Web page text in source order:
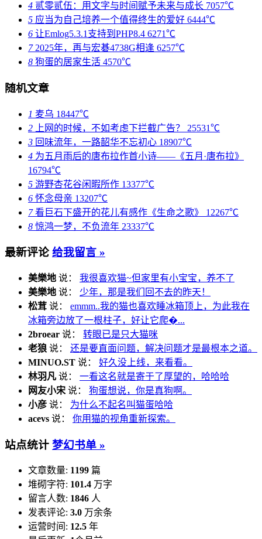
4 贰零贰伍：用文字与时间赋予未来与成长 7057℃
5 应当为自己培养一个值得终生的爱好 6444℃
6 让Emlog5.3.1支持到PHP8.4 6271℃
72025年，再与宏碁4738G相逢 6257℃
8 狗蛋的居家生活 4570℃
随机文章
1 麦乌 18447℃
2 上网的时候，不如考虑下拦截广告？ 25531℃
3 回味流年，一路韶华不忘初心 18907℃
4 为五月雨后的唐布拉作首小诗——《五月·唐布拉》
16794℃
5 游野杏花谷闲暇所作 13377℃
6 怀念母亲 13207℃
7看巨石下盛开的花儿有感作《生命之歌》 12267℃
8 惊鸿一梦，不负流年 23337℃
最新评论 给我留言 »
美樂地 说： 我很喜欢猫~但家里有小宝宝，养不了
美樂地 说： 少年，那是我们回不去的昨天！
松茸 说： emmm..我的猫也喜欢睡冰箱顶上，为此我在
冰箱旁边放了一根柱子，好让它爬�...
2broear 说： 转眼已是只大猫咪
老狼 说： 还是要直面问题，解决问题才是最根本之道。
MINUO.ST 说： 好久没上线，来看看。
林羽凡 说： 一看这名就是寄于了厚望的，哈哈哈
网友小宋 说： 狗蛋想说，你是真狗啊。
小彦 说： 为什么不起名叫猫蛋哈哈
acevs 说： 你用猫的视角重新探索。
站点统计 梦幻书单 »
文章数量: 1199 篇
堆砌字符: 101.4 万字
留言人数: 1846 人
发表评论: 3.0 万余条
运营时间: 12.5 年